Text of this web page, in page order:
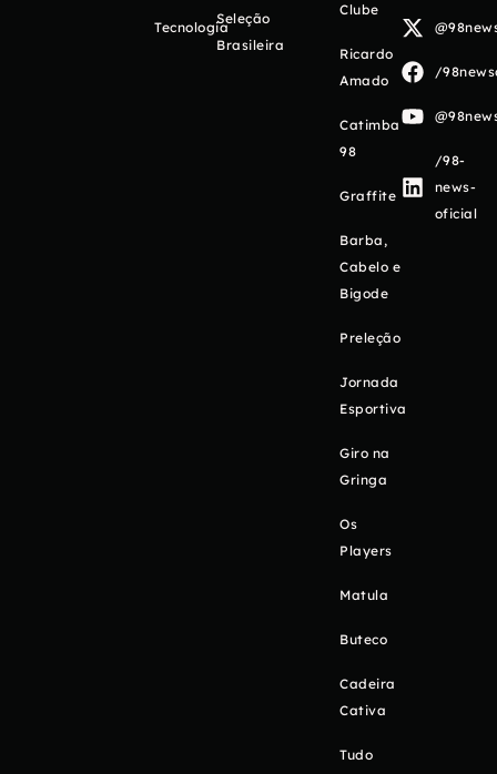
Tecnologia
Seleção
Brasileira
Clube
Ricardo
Amado
Catimba
98
Graffite
Barba,
Cabelo e
Bigode
Preleção
Jornada
Esportiva
Giro na
Gringa
Os
Players
Matula
Buteco
Cadeira
Cativa
Tudo
/
/98-
news-
oficial